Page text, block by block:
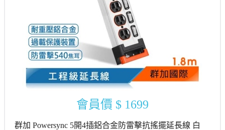
會員價 $ 1699
群加 Powersync 5開4插鋁合金防雷擊抗搖擺延長線 白